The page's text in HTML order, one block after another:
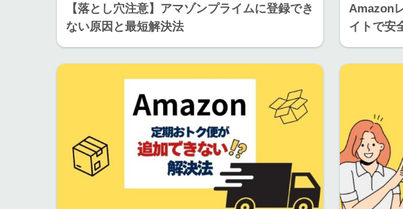
【落とし穴注意】アマゾンプライムに登録でき
ない原因と最短解決法
Amazon
イトで安